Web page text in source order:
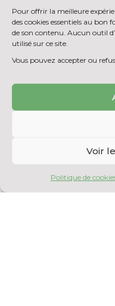
Pour offrir la meilleure
des cookies essentiels au
de son contenu. Aucun outil
utilisé sur ce site.
Vous pouvez accepter ou
Voir
Politique de
MEESR-
52 000 $ pour
16 000 $ pour
Contribution de
VOIR LE